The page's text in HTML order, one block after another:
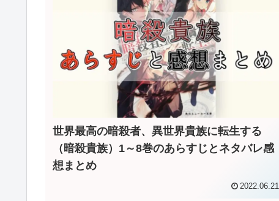
世界最高の暗殺者、異世界貴族に転生する
（暗殺貴族）1～8巻のあらすじとネタバレ感
想まとめ
2022.06.21